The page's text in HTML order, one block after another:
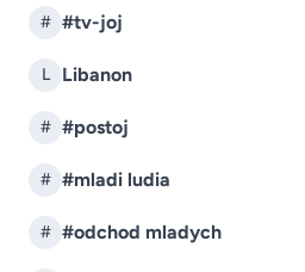
# #tv-joj
L Libanon
# #postoj
# #mladi ludia
# #odchod mladych